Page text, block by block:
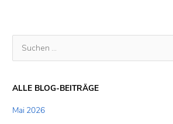
c
e
ALLE BLOG-BEITRÄGE
Mai 2026